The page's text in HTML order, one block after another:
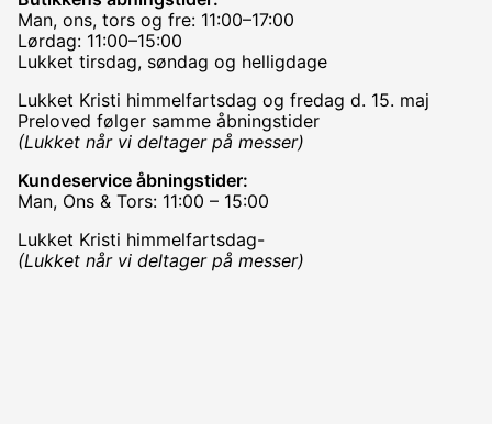
Man, ons, tors og fre: 11:00–17:00
Lørdag: 11:00–15:00
Lukket tirsdag, søndag og helligdage
Lukket Kristi himmelfartsdag og fredag d. 15. maj
Preloved følger samme åbningstider
(Lukket når vi deltager på messer)
Kundeservice åbningstider:
Man, Ons & Tors: 11:00 – 15:00
Lukket Kristi himmelfartsdag-
(Lukket når vi deltager på messer)